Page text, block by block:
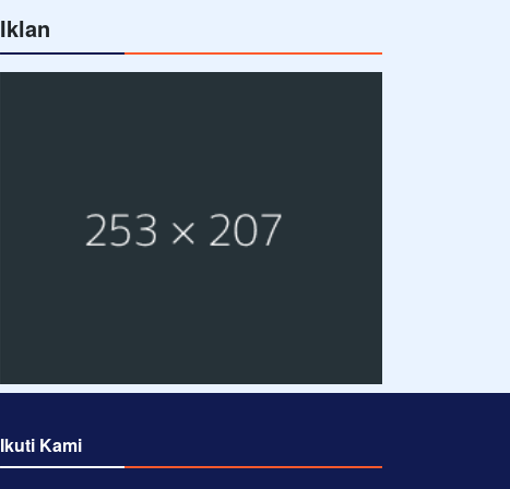
Iklan
Ikuti Kami